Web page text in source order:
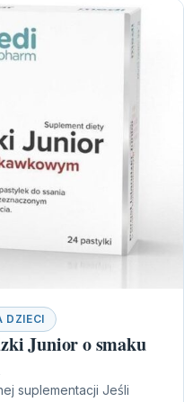
DZIECI
Junior o smaku
suplementacji Jeśli